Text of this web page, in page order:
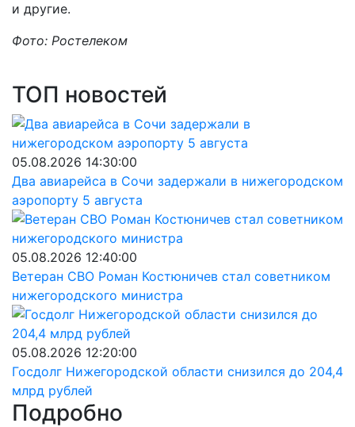
и другие.
Фото: Ростелеком
ТОП новостей
05.08.2026 14:30:00
Два авиарейса в Сочи задержали в нижегородском
аэропорту 5 августа
05.08.2026 12:40:00
Ветеран СВО Роман Костюничев стал советником
нижегородского министра
05.08.2026 12:20:00
Госдолг Нижегородской области снизился до 204,4
млрд рублей
Подробно